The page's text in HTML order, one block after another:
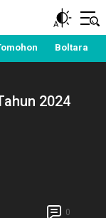
Politik,
NasionalBoltara
2024
0